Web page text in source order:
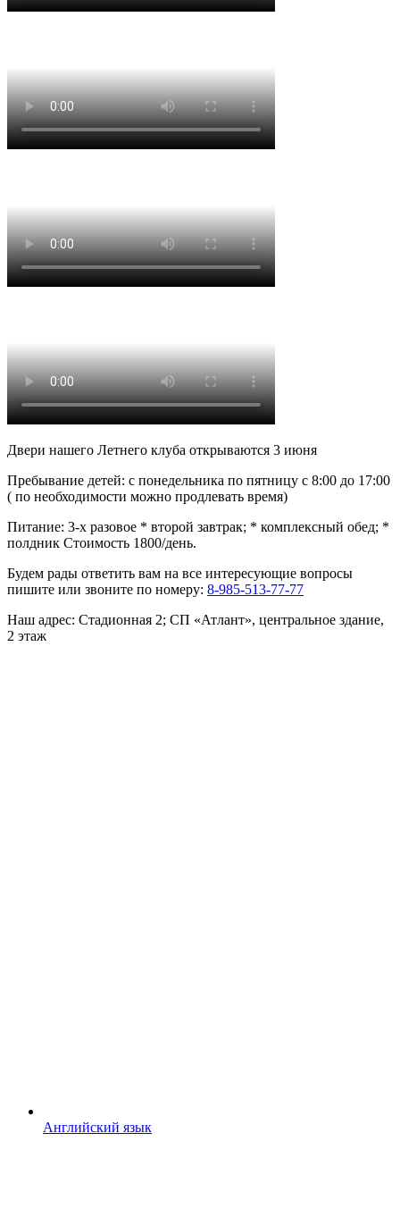
Двери нашего Летнего клуба открываются 3 июня
Пребывание детей: с понедельника по пятницу с 8:00 до 17:00
( по необходимости можно продлевать время)
Питание: 3-х разовое * второй завтрак; * комплексный обед; *
полдник Стоимость 1800/день.
Будем рады ответить вам на все интересующие вопросы
пишите или звоните по номеру: 8-985-513-77-77
Наш адрес: Стадионная 2; СП «Атлант», центральное здание,
2 этаж
Английский язык